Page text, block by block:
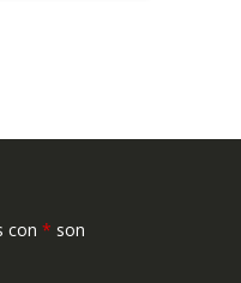
con * son